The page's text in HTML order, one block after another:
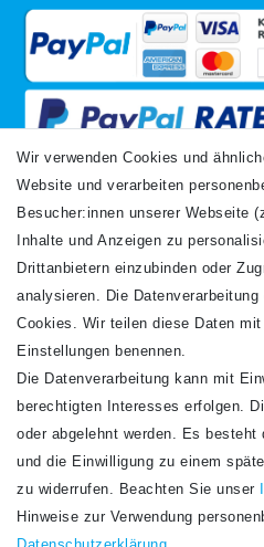
VERSANDARTEN
Newsletter
Honig
Hiermit bestätige ich, dass ich die
Wir verwenden Cookies und
Website und verarbeiten
Besucher:innen unserer Webseite
Inhalte und Anzeigen zu
Drittanbietern einzubinden oder
analysieren. Die
Cookies. Wir teilen diese Daten
Einstellungen benennen.
Die Datenverarbeitung kann mit
berechtigten Interesses erfolgen.
oder abgelehnt werden. Es
und die Einwilligung zu einem
zu widerrufen. Beachten Sie unser
Hinweise zur Verwendung